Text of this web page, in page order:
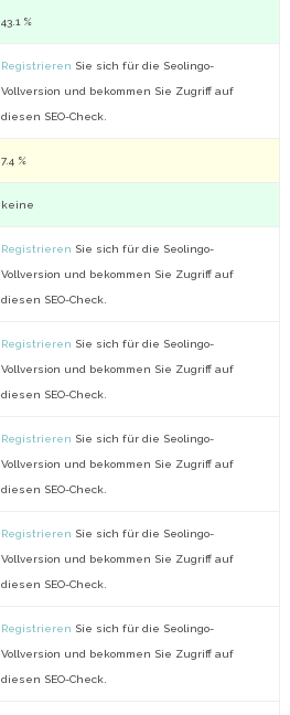
43.1 %
Registrieren Sie sich für die Seolingo-
Vollversion und bekommen Sie Zugriff auf
diesen SEO-Check.
7.4 %
keine
Registrieren Sie sich für die Seolingo-
Vollversion und bekommen Sie Zugriff auf
diesen SEO-Check.
Registrieren Sie sich für die Seolingo-
Vollversion und bekommen Sie Zugriff auf
diesen SEO-Check.
Registrieren Sie sich für die Seolingo-
Vollversion und bekommen Sie Zugriff auf
diesen SEO-Check.
Registrieren Sie sich für die Seolingo-
Vollversion und bekommen Sie Zugriff auf
diesen SEO-Check.
Registrieren Sie sich für die Seolingo-
Vollversion und bekommen Sie Zugriff auf
diesen SEO-Check.